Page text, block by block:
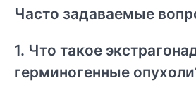
Часто задаваемые
1. Что такое
герминогенные